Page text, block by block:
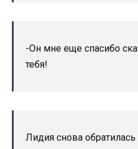
-Он мне еще спасибо
тебя!
Лидия снова